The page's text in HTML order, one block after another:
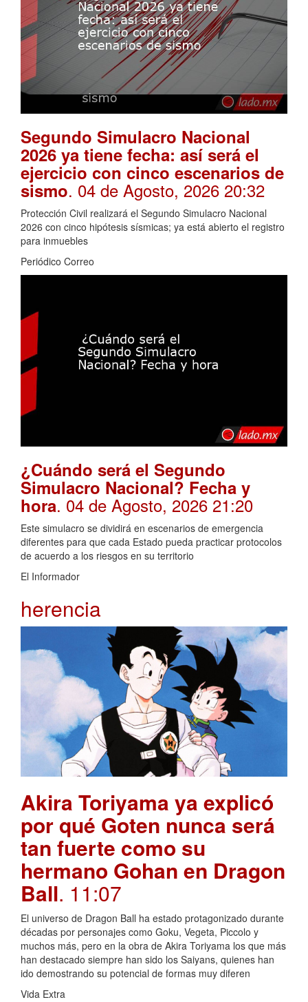
Segundo Simulacro Nacional
2026 ya tiene fecha: así será el
ejercicio con cinco escenarios de
sismo. 04 de Agosto, 2026 20:32
Protección Civil realizará el Segundo Simulacro Nacional
2026 con cinco hipótesis sísmicas; ya está abierto el registro
para inmuebles
Periódico Correo
¿Cuándo será el Segundo
Simulacro Nacional? Fecha y
hora. 04 de Agosto, 2026 21:20
Este simulacro se dividirá en escenarios de emergencia
diferentes para que cada Estado pueda practicar protocolos
de acuerdo a los riesgos en su territorio
El Informador
herencia
Akira Toriyama ya explicó
por qué Goten nunca será
tan fuerte como su
hermano Gohan en Dragon
Ball. 11:07
El universo de Dragon Ball ha estado protagonizado durante
décadas por personajes como Goku, Vegeta, Piccolo y
muchos más, pero en la obra de Akira Toriyama los que más
han destacado siempre han sido los Saiyans, quienes han
ido demostrando su potencial de formas muy diferen
Vida Extra